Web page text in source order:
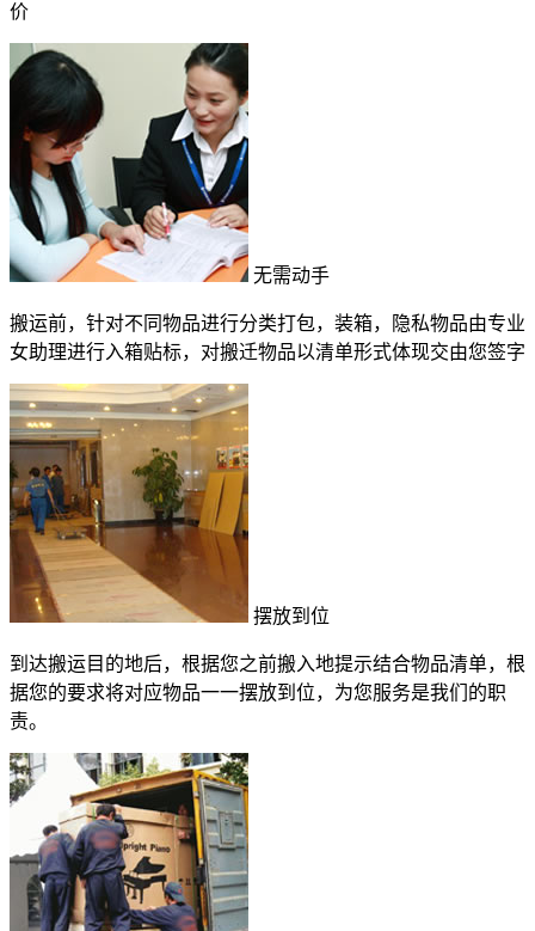
价
无需动手
搬运前，针对不同物品进行分类打包，装箱，隐私物品由专业
女助理进行入箱贴标，对搬迁物品以清单形式体现交由您签字
摆放到位
到达搬运目的地后，根据您之前搬入地提示结合物品清单，根
据您的要求将对应物品一一摆放到位，为您服务是我们的职
责。